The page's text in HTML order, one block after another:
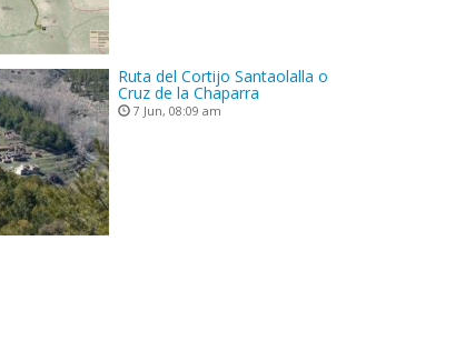
Ruta del Cortijo Santaolalla o
Cruz de la Chaparra
7 Jun, 08:09 am